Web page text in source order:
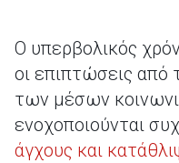
Ο υπερβολικός
οι επιπτώσεις από
των μέσων
ενοχοποιούνται
άγχους και